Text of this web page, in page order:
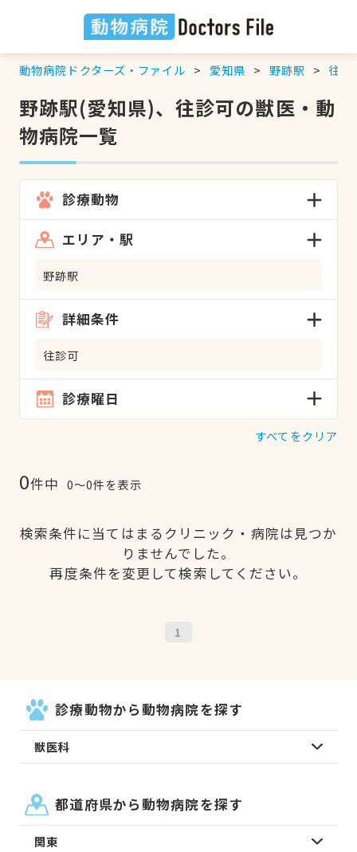
動物病院ドクターズ・ファイル 愛知県 野跡駅 往診
野跡駅(愛知県)、往診可の獣医・動
物病院一覧
診療動物
エリア・駅
野跡駅
詳細条件
往診可
診療曜日
すべてをクリア
0件中 0〜0件を表示
検索条件に当てはまるクリニック・病院は見つか
りませんでした。
再度条件を変更して検索してください。
1
診療動物から動物病院を探す
獣医科
都道府県から動物病院を探す
関東